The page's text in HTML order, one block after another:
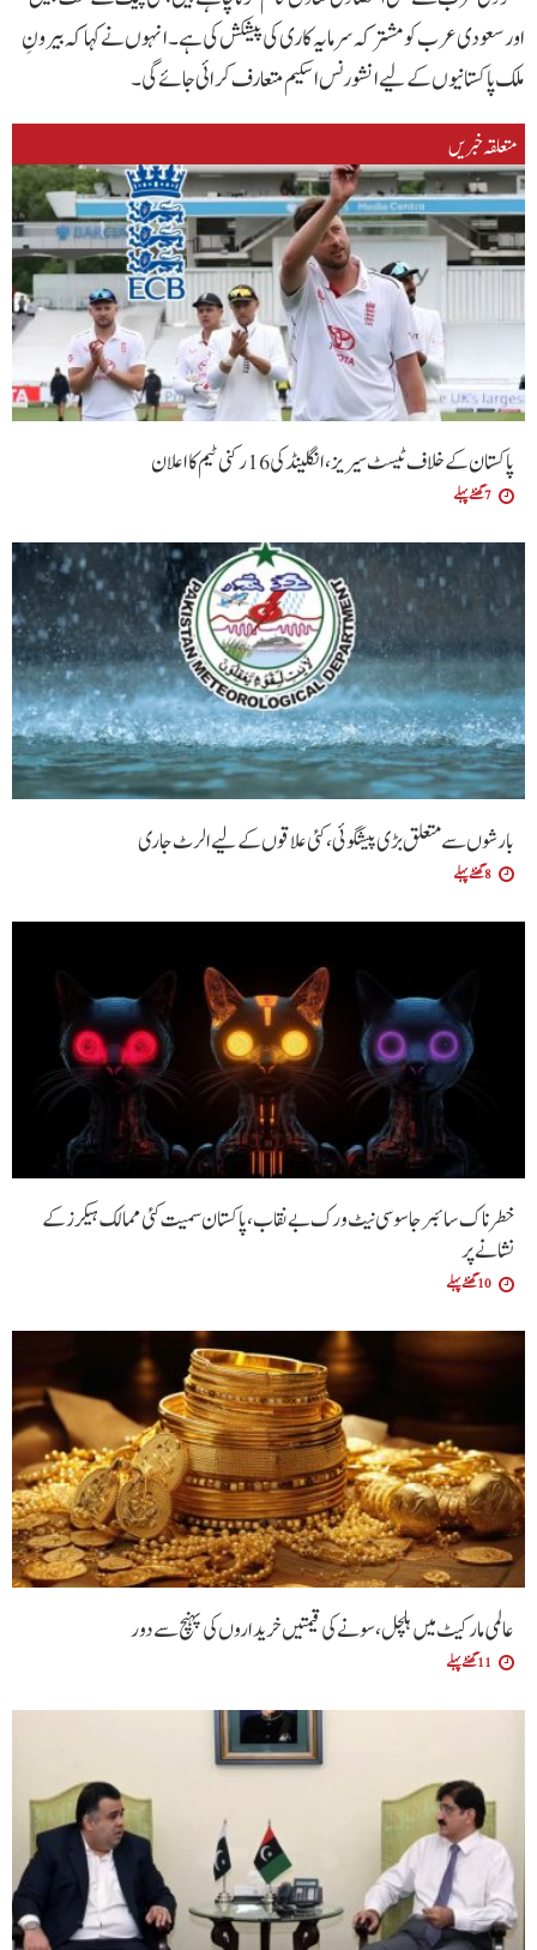
اور سعودی عرب کو مشترکہ سرمایہ کاری کی پیشکش کی ہے۔انہوں نے کہاکہ بیرونِ
ملک پاکستانیوں کے لیے انشورنس اسکیم متعارف کرائی جائے گی۔
متعلقہ خبریں
پاکستان کے خلاف ٹیسٹ سیریز، انگلینڈ کی 16 رکنی ٹیم کا اعلان
7 گھنٹے پہلے
بارشوں سے متعلق بڑی پیشگوئی، کئی علاقوں کے لیے الرٹ جاری
8 گھنٹے پہلے
خطرناک سائبر جاسوسی نیٹ ورک بے نقاب، پاکستان سمیت کئی ممالک ہیکرز کے
نشانے پر
10 گھنٹے پہلے
عالمی مارکیٹ میں ہلچل، سونے کی قیمتیں خریداروں کی پہنچ سے دور
11 گھنٹے پہلے